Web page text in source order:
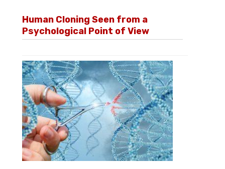
Human Cloning Seen from a
Psychological Point of View